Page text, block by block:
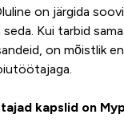
on järgida
Kui tarbid
on mõistlik
kapslid on